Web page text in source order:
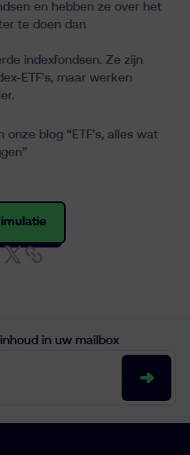
en hebben ze over het
te doen dan
indexfondsen. Ze zijn
ETF's, maar werken
onze blog “ ETF’s, alles wat
”
in uw mailbox